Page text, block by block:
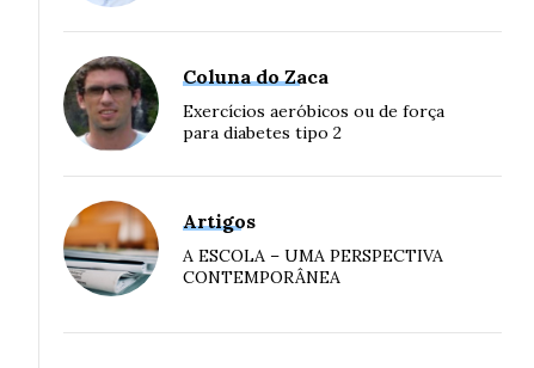
Coluna do Zaca
Exercícios aeróbicos ou de força
para diabetes tipo 2
Artigos
A ESCOLA – UMA PERSPECTIVA
CONTEMPORÂNEA